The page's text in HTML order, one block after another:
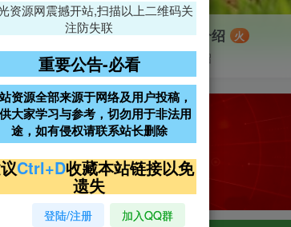
VIP特权介绍 火
VIP特权介绍
资源网震撼开站,扫描以上二维码关
注防失联
重要公告-必看
资源全部来源于网络及用户投稿，
大家学习与参考，切勿用于非法用
途，如有侵权请联系站长删除
Ctrl+D收藏本站链接以免
遗失
登陆/注册 加入QQ群